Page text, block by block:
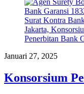
Januari 27, 2025
Konsorsium